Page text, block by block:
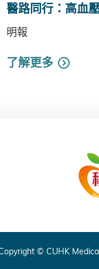
醫路同行：高血
明報
了解更多
© CUHK